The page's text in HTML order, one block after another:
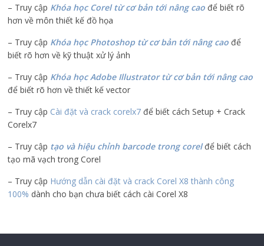
– Truy cập Khóa học Corel từ cơ bản tới nâng cao để biết rõ
hơn về môn thiết kế đồ họa
– Truy cập Khóa học Photoshop từ cơ bản tới nâng cao để
biết rõ hơn về kỹ thuật xử lý ảnh
– Truy cập Khóa học Adobe Illustratortừ cơ bản tới nâng cao
để biết rõ hơn về thiết kế vector
– Truy cập Cài đặt và crack corelx7 để biết cách Setup + Crack
Corelx7
– Truy cập tạo và hiệu chỉnh barcode trong corelđể biết cách
tạo mã vạch trong Corel
– Truy cập Hướng dẫn cài đặt và crack Corel X8 thành công
100% dành cho bạn chưa biết cách cài Corel X8